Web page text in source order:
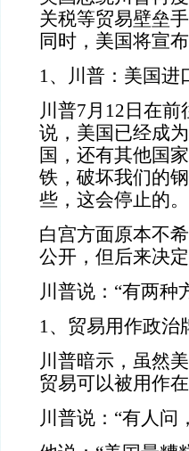
关税等贸易壁垒
同时，美国将宣
1、川普：美国进
川普7月12日在
说，美国已经成
国，还有其他国
铁，破坏我们的
些，这会停止的
白宫方面原本不
公开，但后来决
川普说：“有两
1、贸易用作政治
川普暗示，虽然
贸易可以被用作
川普说：“有人